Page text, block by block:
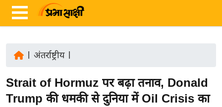
ज़ा
ख
अंतर्राष्ट्रीय|
Strait of Hormuz पर बढ़ा तनाव, Donald
Trump की धमकी से दुनिया में Oil Crisis का